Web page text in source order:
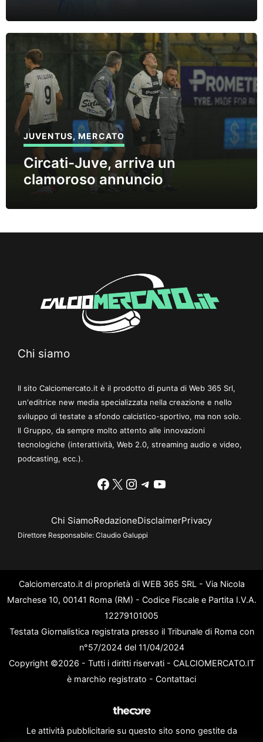
JUVENTUS,MERCATO
Circati-Juve, arriva un
clamoroso annuncio
Chi siamo
Il sito Calciomercato.it è il prodotto di punta di Web 365 Srl,
un'editrice new media specializzata nella creazione e nello
sviluppo di testate a sfondo calcistico-sportivo, ma non solo.
Il Gruppo, da sempre molto attento alle innovazioni
tecnologiche (interattività, Web 2.0, streaming audio e video,
podcasting, ecc.).
Facebook
X Instagram
Telegram
YouTube
Chi SiamoRedazioneDisclaimerPrivacy
Direttore Responsabile: Claudio Galuppi
Calciomercato.it di proprietà di WEB 365 SRL - Via Nicola
Marchese 10, 00141 Roma (RM) - Codice Fiscale e Partita I.V.A.
12279101005
Testata Giornalistica registrata presso il Tribunale di Roma con
n°57/2024 del 11/04/2024
Copyright ©2026 - Tutti i diritti riservati - CALCIOMERCATO.IT
è marchio registrato - Contattaci
Le attività pubblicitarie su questo sito sono gestite da